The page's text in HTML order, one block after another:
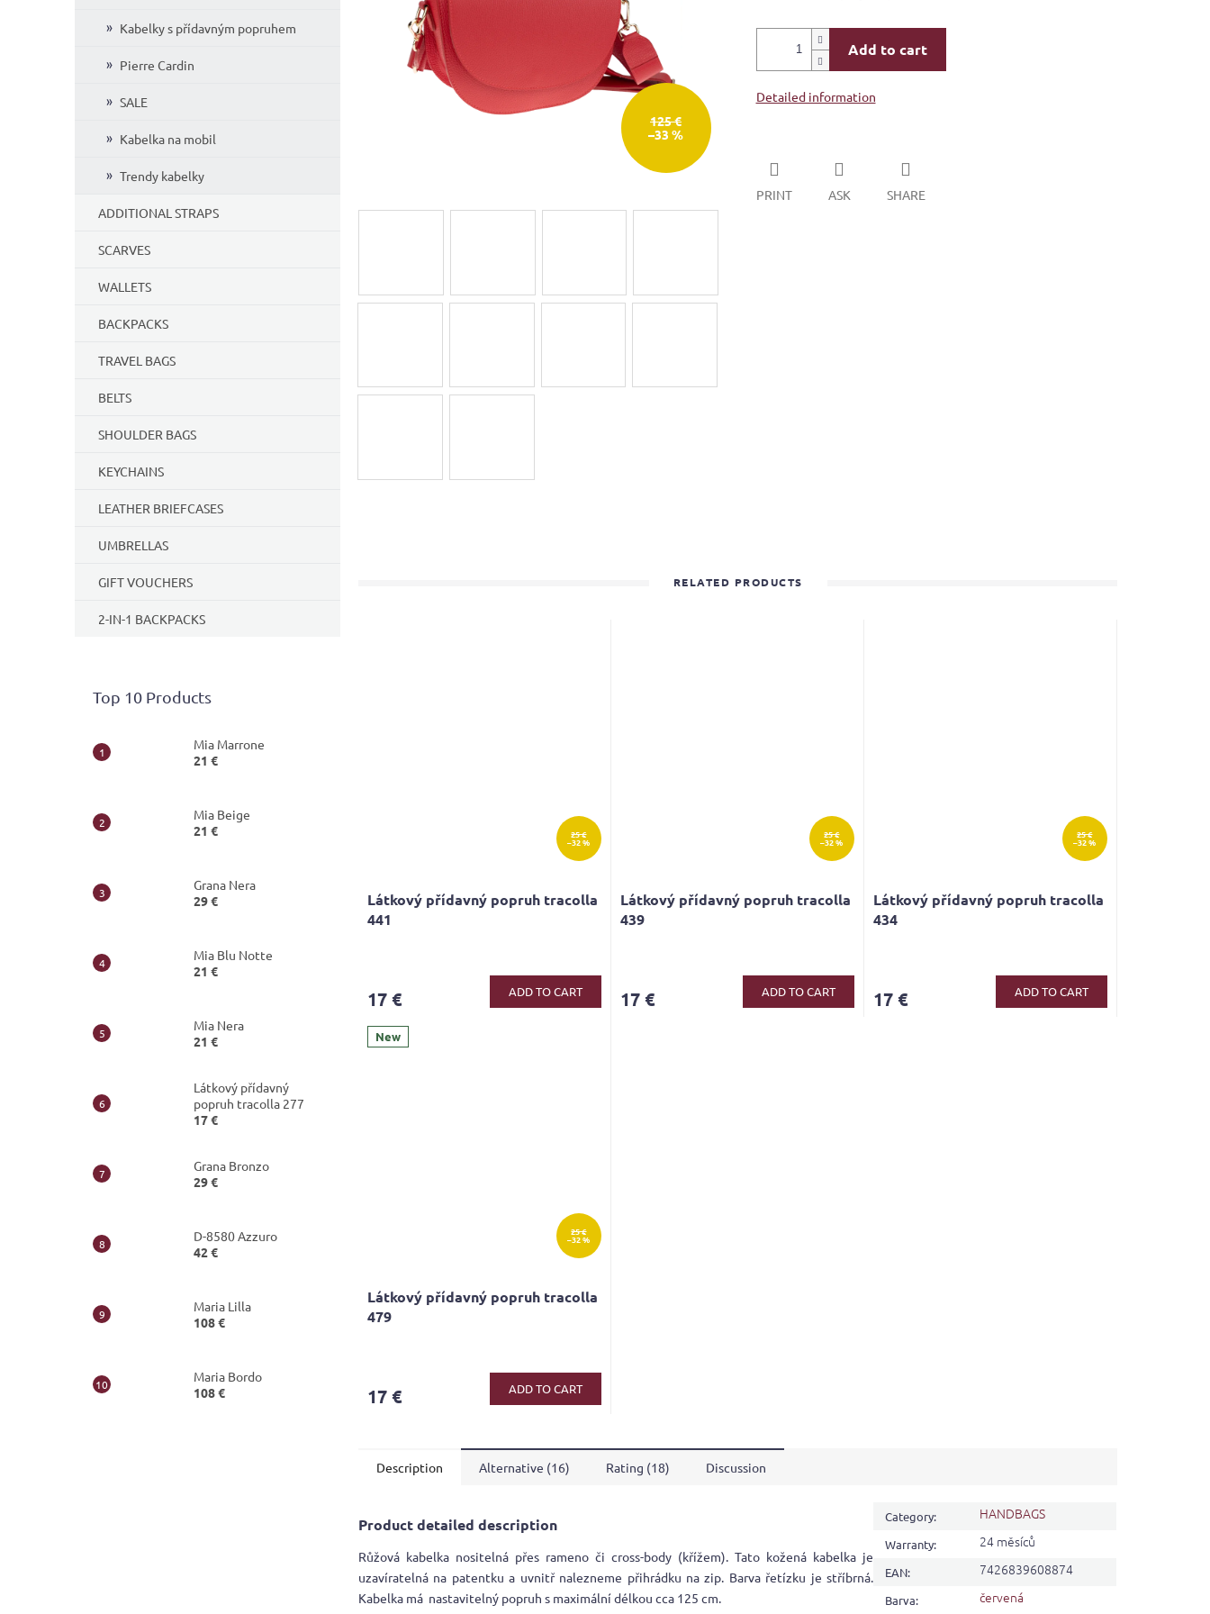
Kabelky s přídavným popruhem
Pierre Cardin
SALE
Kabelka na mobil
Trendy kabelky
ADDITIONAL STRAPS
SCARVES
WALLETS
BACKPACKS
TRAVEL BAGS
BELTS
SHOULDER BAGS
KEYCHAINS
LEATHER BRIEFCASES
UMBRELLAS
GIFT VOUCHERS
2-IN-1 BACKPACKS
Top 10 Products
Mia Marrone
21 €
Mia Beige
21 €
Grana Nera
29 €
Mia Blu Notte
21 €
Mia Nera
21 €
Látkový přídavný
popruh tracolla 277
17 €
Grana Bronzo
29 €
D-8580 Azzuro
42 €
Maria Lilla
108 €
Maria Bordo
108 €
125 €
–33 %
Add to cart
Detailed information
PRINT ASK SHARE
RELATED PRODUCTS
25 €
–32 %
Látkový přídavný popruh tracolla
441
rating
5,0
17 € ADD TO CART
25 €
–32 %
Látkový přídavný popruh tracolla
439
17 € ADD TO CART
25 €
–32 %
Látkový přídavný popruh tracolla
434
17 € ADD TO CART
New
25 €
–32 %
Látkový přídavný popruh tracolla
479
17 € ADD TO CART
Description Alternative (16) Rating (18) Discussion
Product detailed description
Růžová kabelka nositelná přes rameno či cross-body (křížem). Tato kožená kabelka je
uzavíratelná na patentku a uvnitř nalezneme přihrádku na zip. Barva řetízku je stříbrná.
Kabelka má nastavitelný popruh s maximální délkou cca 125 cm.
Category: HANDBAGS
Warranty: 24 měsíců
EAN: 7426839608874
Barva: červená